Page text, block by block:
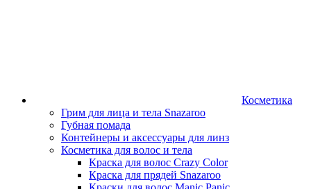
Косметика
Грим для лица и тела Snazaroo
Губная помада
Контейнеры и аксессуары для линз
Косметика для волос и тела
Краска для волос Crazy Color
Краска для прядей Snazaroo